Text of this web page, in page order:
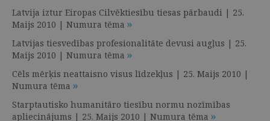
Latvija iztur Eiropas Cilvēktiesību tiesas pārbaudi | 25.
Maijs 2010 | Numura tēma
Latvijas tiesvedības profesionalitāte devusi augļus | 25.
Maijs 2010 | Numura tēma
Cēls mērķis neattaisno visus līdzekļus | 25. Maijs 2010 |
Numura tēma
Starptautisko humanitāro tiesību normu nozīmības
apliecinājums | 25. Maijs 2010 | Numura tēma